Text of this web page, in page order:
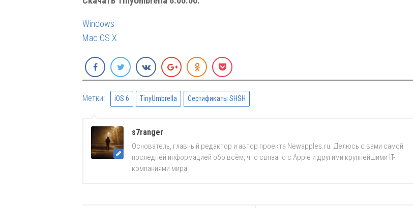
Windows
Mac OS X
Метки: iOS 6 TinyUmbrella Сертификаты SHSH
s7ranger
Основатель, главный редактор и автор проекта Newapples.ru. Делюсь с вами самой
последней информацией обо всём, что связано с Apple и другими крупнейшими IT-
компаниями мира.